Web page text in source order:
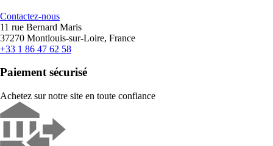
Contactez-nous
11 rue Bernard Maris
37270 Montlouis-sur-Loire, France
+33 1 86 47 62 58
Paiement sécurisé
Achetez sur notre site en toute confiance